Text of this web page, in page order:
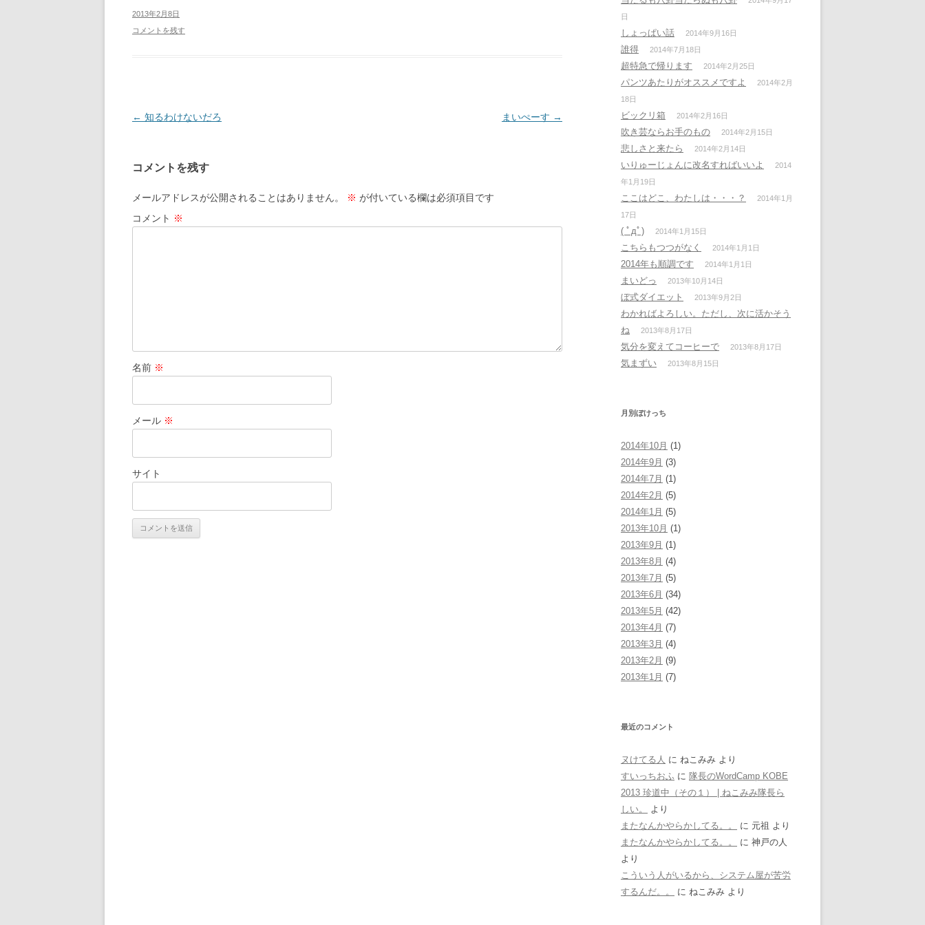
2013年2月8日
コメントを残す
投
ビ
ゲ
ー
← 知るわけないだろ まいぺーす →
コメントを残す
メールアドレスが公開されることはありません。 ※ が付いている欄は必須項目です
コメント ※
名前 ※
メール ※
サイト
日
しょっぱい話 2014年9月16日
誰得 2014年7月18日
超特急で帰ります 2014年2月25日
パンツあたりがオススメですよ
2014年2月
18日
ビックリ箱 2014年2月16日
吹き芸ならお手のもの 2014年2月15日
悲しさと来たら 2014年2月14日
いりゅーじょんに改名すればいいよ
2014
年1月19日
ここはどこ、わたしは・・・？
2014年1月
17日
( ﾟдﾟ) 2014年1月15日
こちらもつつがなく 2014年1月1日
2014年も順調です 2014年1月1日
まいどっ 2013年10月14日
ぼ式ダイエット 2013年9月2日
わかればよろしい。ただし、次に活かそう
ね
2013年8月17日
気分を変えてコーヒーで 2013年8月17日
気まずい 2013年8月15日
月別ぼけっち
2014年10月 (1)
2014年9月 (3)
2014年7月 (1)
2014年2月 (5)
2014年1月 (5)
2013年10月 (1)
2013年9月 (1)
2013年8月 (4)
2013年7月 (5)
2013年6月 (34)
2013年5月 (42)
2013年4月 (7)
2013年3月 (4)
2013年2月 (9)
2013年1月 (7)
最近のコメント
ヌけてる人 に ねこみみ より
すいっちおふ に 隊長のWordCamp KOBE
2013 珍道中（その１） | ねこみみ隊長ら
しい。
より
またなんかやらかしてる。。
に 元祖 より
またなんかやらかしてる。。
に 神戸の人
より
こういう人がいるから、システム屋が苦労
するんだ。。
に ねこみみ より